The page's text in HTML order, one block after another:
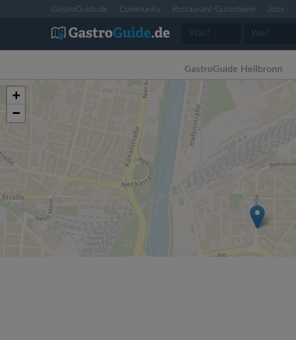
GastroGuide.de Community Restaurant-Gutscheine Jobs
GastroGuide Heilbronn
+
−